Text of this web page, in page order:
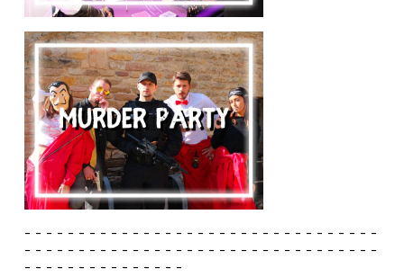
- - - - - - - - - - - - - - - - - - - - - - - - - - - - - - - - -
- - - - - - - - - - - - - - - - - - - - - - - - - - - - - - - - -
- - - - - - - - - - - - - - -